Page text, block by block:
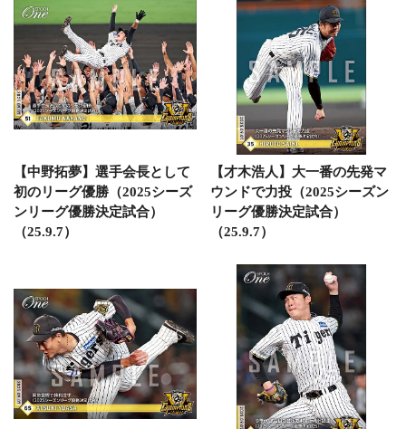
【中野拓夢】選手会長として
初のリーグ優勝（2025シーズ
ンリーグ優勝決定試合）
（25.9.7）
【才木浩人】大一番の先発マ
ウンドで力投（2025シーズン
リーグ優勝決定試合）
（25.9.7）